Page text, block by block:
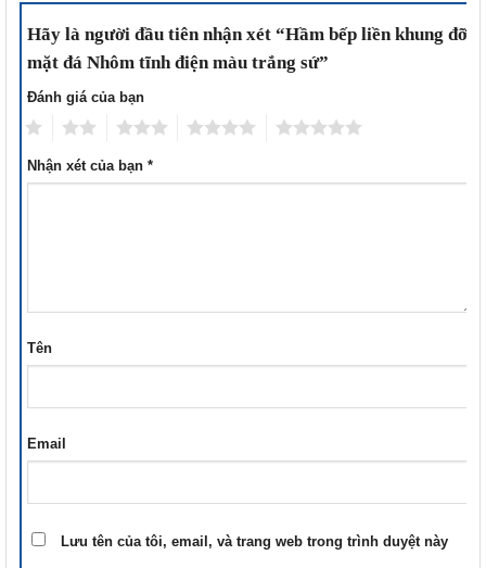
Hãy là người đầu tiên nhận xét “Hầm bếp liền khung đỡ
mặt đá Nhôm tĩnh điện màu trắng sứ”
Đánh giá của bạn
Nhận xét của bạn *
Tên
Email
Lưu tên của tôi, email, và trang web trong trình duyệt này